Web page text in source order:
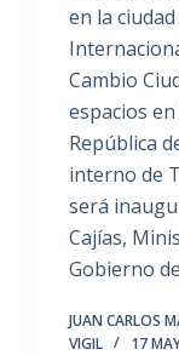
en la
Cambio
espacios
República
interno de
será
Cajías,
Gobierno
JUAN CARLOS
VIGIL
17